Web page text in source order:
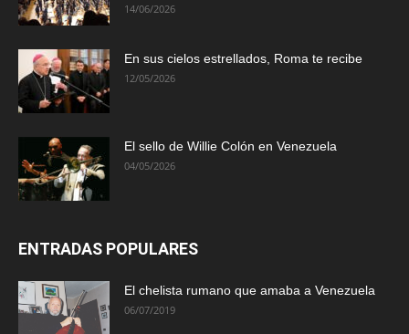
14/06/2026
En sus cielos estrellados, Roma te recibe
12/05/2026
El sello de Willie Colón en Venezuela
04/05/2026
ENTRADAS POPULARES
El chelista rumano que amaba a Venezuela
06/07/2019